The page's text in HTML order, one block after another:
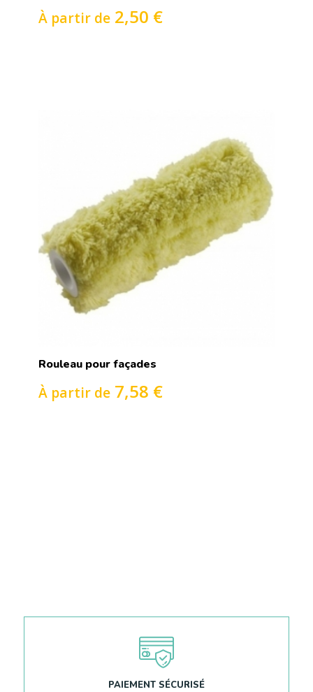
À partir de2,50 €
Rouleau pour façades
À partir de7,58 €
PAIEMENT SÉCURISÉ